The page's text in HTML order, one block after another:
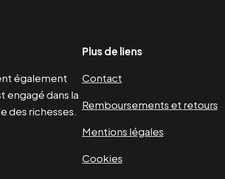
également
engagé dans la
des richesses.
Plus de liens
Contact
Remboursements et retours
Mentions légales
Cookies